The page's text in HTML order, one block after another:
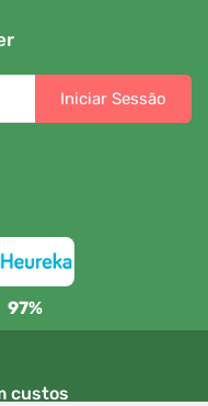
Iniciar Sessão
97%
custos